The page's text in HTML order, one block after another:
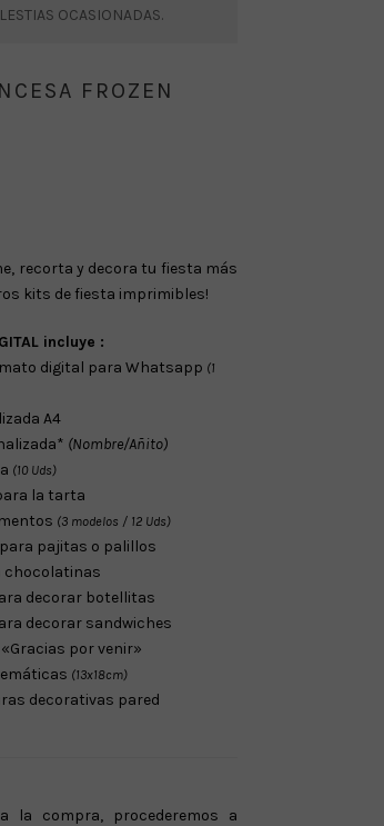
OCASIONADAS.
FROZEN
recorta y decora tu fiesta más
kits de fiesta imprimibles!
incluye :
digital para Whatsapp (1
A4
(Nombre/Añito)
(10 Uds)
la tarta
(3 modelos / 12 Uds)
pajitas o palillos
chocolatinas
decorar botellitas
decorar sandwiches
por venir»
(13x18cm)
decorativas pared
la compra, procederemos a